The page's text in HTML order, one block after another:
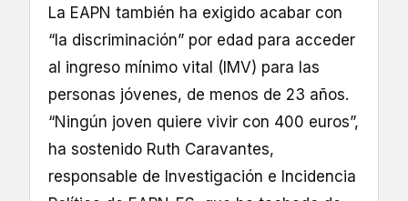
La EAPN también ha exigido acabar con
“la discriminación” por edad para acceder
al ingreso mínimo vital (IMV) para las
personas jóvenes, de menos de 23 años.
“Ningún joven quiere vivir con 400 euros”,
ha sostenido Ruth Caravantes,
responsable de Investigación e Incidencia